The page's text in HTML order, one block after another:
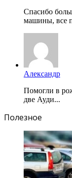
Спасибо
машины, все
Александр
Помогли в
две Ауди...
Полезное